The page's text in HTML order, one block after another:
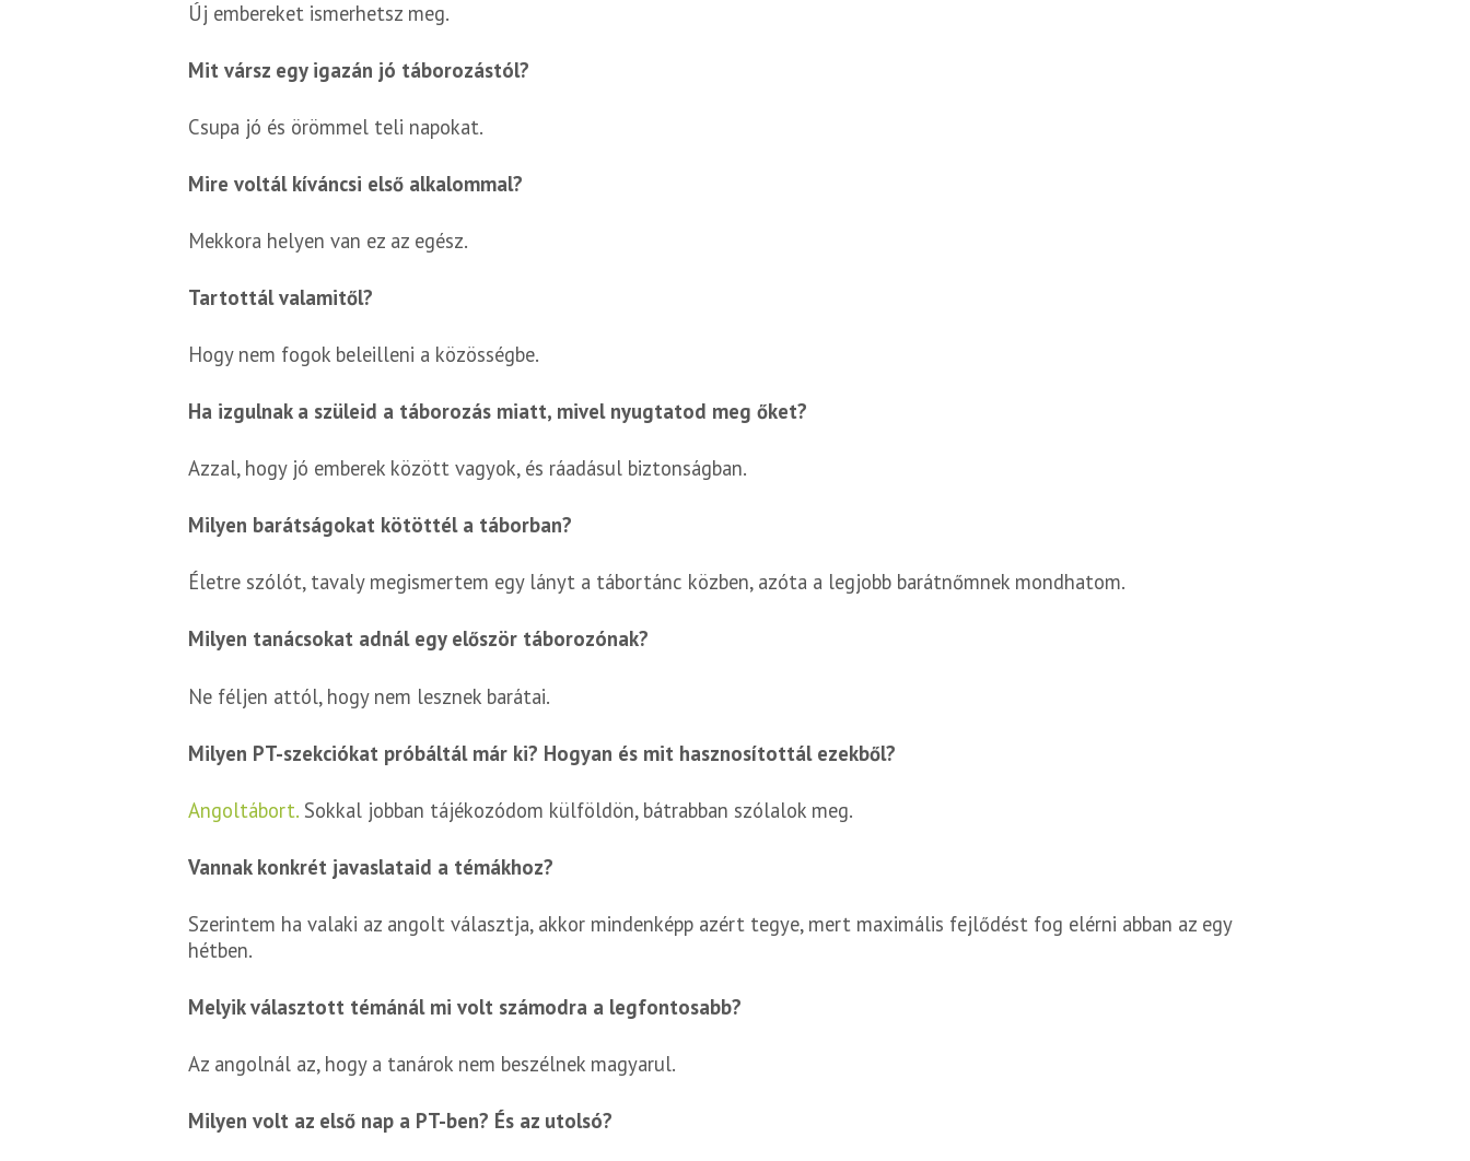
Új embereket ismerhetsz meg.
Mit vársz egy igazán jó táborozástól?
Csupa jó és örömmel teli napokat.
Mire voltál kíváncsi első alkalommal?
Mekkora helyen van ez az egész.
Tartottál valamitől?
Hogy nem fogok beleilleni a közösségbe.
Ha izgulnak a szüleid a táborozás miatt, mivel nyugtatod meg őket?
Azzal, hogy jó emberek között vagyok, és ráadásul biztonságban.
Milyen barátságokat kötöttél a táborban?
Életre szólót, tavaly megismertem egy lányt a tábortánc közben, azóta a legjobb barátnőmnek mondhatom.
Milyen tanácsokat adnál egy először táborozónak?
Ne féljen attól, hogy nem lesznek barátai.
Milyen PT-szekciókat próbáltál már ki? Hogyan és mit hasznosítottál ezekből?
Angoltábort. Sokkal jobban tájékozódom külföldön, bátrabban szólalok meg.
Vannak konkrét javaslataid a témákhoz?
Szerintem ha valaki az angolt választja, akkor mindenképp azért tegye, mert maximális fejlődést fog elérni abban az egy
hétben.
Melyik választott témánál mi volt számodra a legfontosabb?
Az angolnál az, hogy a tanárok nem beszélnek magyarul.
Milyen volt az első nap a PT-ben? És az utolsó?